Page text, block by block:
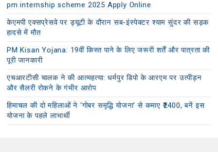
pm internship scheme 2025 Apply Online
केएमपी एक्सप्रेसवे पर ड्यूटी के दौरान सब-इंस्पेक्टर श्याम सुंदर की सड़क
हादसे में मौत
PM Kisan Yojana: 19वीं किस्त पाने के लिए जरूरी शर्तें और पात्रता की
पूरी जानकारी
एचआरटीसी चालक ने की आत्महत्या: धर्मपुर डिपो के आरएम पर उत्पीड़न
और सैलरी रोकने के गंभीर आरोप
हिमाचल की दो महिलाओं ने ‘गोबर समृद्धि योजना’ से कमाए ₹2400, बनें इस
योजना के पहले लाभार्थी